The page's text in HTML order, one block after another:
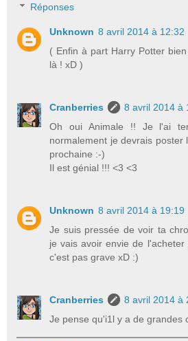
Réponses
Unknown 8 avril 2014 à 12:32
( Enfin à part Harry Potter
là ! xD )
Cranberries
8 avril 2014 à
Oh oui Animale !! Je l'ai
normalement je devrais poster
prochaine :-)
Il est génial !!! <3 <3
Unknown 8 avril 2014 à 19:19
Je suis pressée de voir ta
je vais avoir envie de
c'est pas grave xD :)
Cranberries
8 avril 2014 à
Je pense qu'i1l y a de grandes